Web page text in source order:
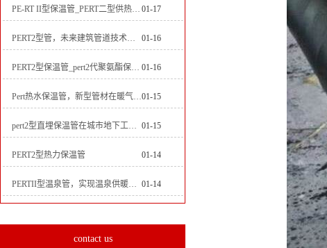
PE-RT II型保温管_PERT二型供热管道_pert直埋保温管价格 01-17
PERT2型管，未来建筑管道技术的代表 01-16
PERT2型保温管_pert2代聚氨酯保温管道_排水供热pert二代保温管 01-16
Pert热水保温管，新型管材在暖气和热水系统中的应用01-15
pert2型直埋保温管在城市地下工程建设中的应用 01-15
PERT2型热力保温管 01-14
PERTII型温泉管，实现温泉供暖设备革新 01-14
contact us